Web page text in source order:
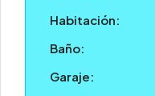
Habitación:
Baño:
Garaje: